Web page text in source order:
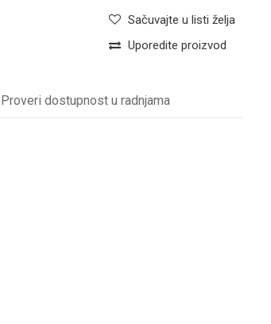
Sačuvajte u listi želja
Uporedite proizvod
Proveri dostupnost u radnjama